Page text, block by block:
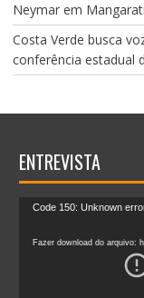
Neymar em
Costa Verde busca
conferência estadual
ENTREVISTA
Tocador
vídeo
Code 150: Unknown
Fazer download do arquivo: